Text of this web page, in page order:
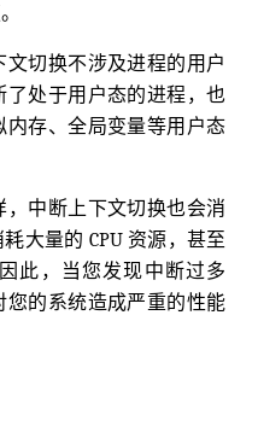
切换不涉及进程的用户
处于用户态的进程，也
存、全局变量等用户态
中断上下文切换也会消
大量的 CPU 资源，甚至
此，当您发现中断过多
您的系统造成严重的性能